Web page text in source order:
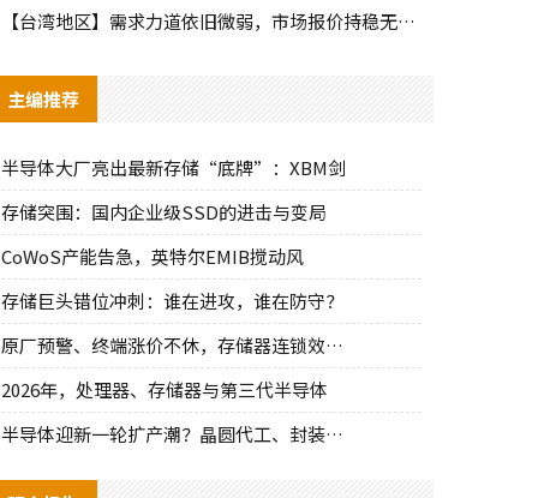
【台湾地区】需求力道依旧微弱，市场报价持稳无明显波动
主编推荐
半导体大厂亮出最新存储“底牌”：XBM剑
存储突围：国内企业级SSD的进击与变局
CoWoS产能告急，英特尔EMIB搅动风
存储巨头错位冲刺：谁在进攻，谁在防守？
原厂预警、终端涨价不休，存储器连锁效应持
2026年，处理器、存储器与第三代半导体
半导体迎新一轮扩产潮？晶圆代工、封装、光